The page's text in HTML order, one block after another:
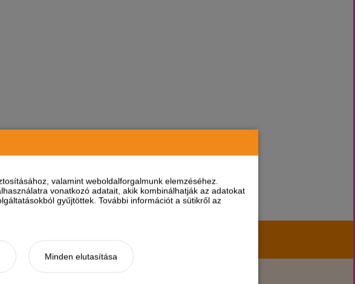
valamint weboldalforgalmunk elemzéséhez.
vonatkozó adatait, akik kombinálhatják az adatokat
gyűjtöttek. További információt a sütikről az
Minden elutasítása
hírekről, akciókról!